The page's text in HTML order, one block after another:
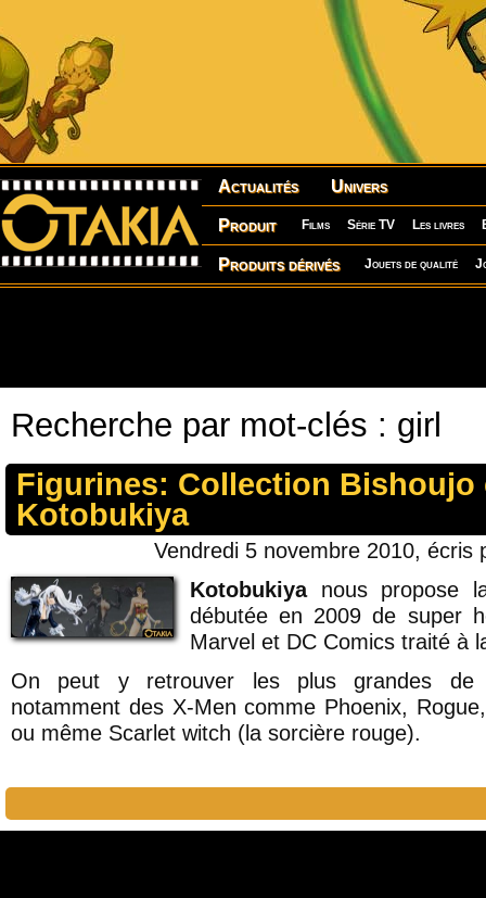
Actualités Univers
Produit Films Série TV Les livres
Produits dérivés Jouets de qualité
Recherche par mot-clés : girl
Figurines: Collection Bishoujo
Kotobukiya
Vendredi 5 novembre 2010, écris
Kotobukiyanous propose
débutée en 2009 de super
Marvel et DC Comics traité à
On peut y retrouver les plus grandes de
notamment des X-Men comme Phoenix,
ou même Scarlet witch (la sorcière rouge).